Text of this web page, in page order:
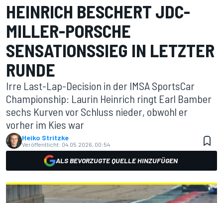
HEINRICH BESCHERT JDC-
MILLER-PORSCHE
SENSATIONSSIEG IN LETZTER
RUNDE
Irre Last-Lap-Decision in der IMSA SportsCar
Championship: Laurin Heinrich ringt Earl Bamber
sechs Kurven vor Schluss nieder, obwohl er
vorher im Kies war
Heiko Stritzke
Veröffentlicht: 04.05.2026, 00:54
ALS BEVORZUGTE QUELLE HINZUFÜGEN